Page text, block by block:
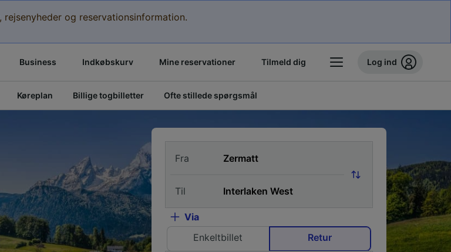
rejsenyheder og reservationsinformation.
Business Indkøbskurv Mine reservationer Tilmeld dig Log ind
Køreplan Billige togbilletter Ofte stillede spørgsmål
Fra
Til
Via
Enkeltbillet
Retur